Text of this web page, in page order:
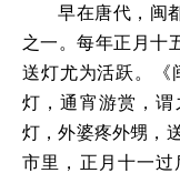
早在唐代，闽
之一。每年正月十
送灯尤为活跃。《
灯，通宵游赏，谓
灯，外婆疼外甥，
市里，正月十一